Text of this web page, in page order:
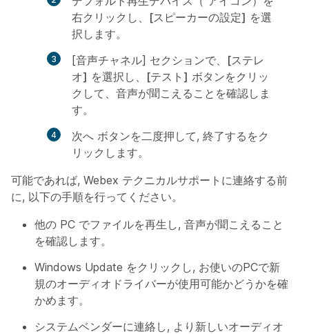
右クリックし、 [スピーカーの設定] を選
択します。
[音声チャネル] セクションで、 [ステレ
オ] を選択し、 [テスト] ボタンをクリッ
クして、音声が聞こえることを確認しま
す。
次へ ボタンを二度押して, 終了する をク
リックします。
可能であれば, Webex テクニカルサポートに連絡する前
に, 以下の手順を行ってください。
他の PC でファイルを再生し, 音声が聞こえること
を確認します。
Windows Update をクリックし, お使いのPCで新
規のオーディオドライバーが使用可能かどうかを確
かめます。
システムベンダーに連絡し, より新しいオーディオ